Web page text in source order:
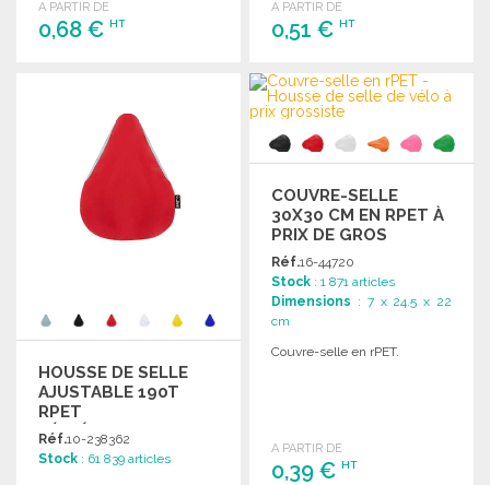
A PARTIR DE
0,68 € HT
A PARTIR DE
0,51 €HT
COMMANDER
Demander un devis
HOUSSE DE SELLE
AJUSTABLE 190T
RPET
RÉFLÉCHISSANTE
Réf.10-238362
Stock : 61 839 articles
COUVRE-SELLE
30X30 CM EN RPET À
PRIX DE GROS
Réf.16-44720
Stock : 1 871 articles
Dimensions : 7 x 24.5 x 22
cm
Couvre-selle en rPET.
A PARTIR DE
0,39 €HT